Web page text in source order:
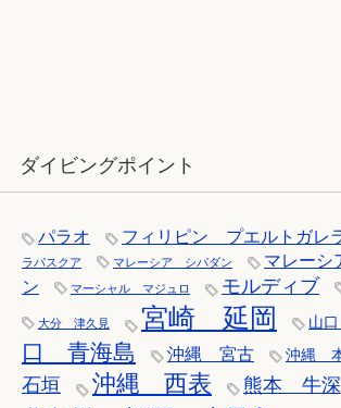
ダイビングポイント
パラオ フィリピン プエルトガレ
ラパスクア
マレーシア シパダン
マレー
ン
マーシャル マジュロ モルディブ
大分 津久見 宮崎 延岡 山
口 青海島
沖縄 宮古 沖縄
石垣
沖縄 西表 熊本 牛深